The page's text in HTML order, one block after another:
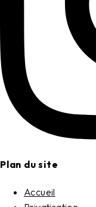
Plan du site
Accueil